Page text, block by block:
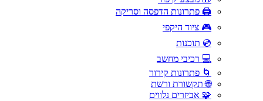
🖨️ פתרונות הדפסה וסריקה
🎮 ציוד היקפי
💿 תוכנות
💻 רכיבי מחשב
🌀 פתרונות קירור
🌐 תקשורת ורשת
🧩 אביזרים נלווים